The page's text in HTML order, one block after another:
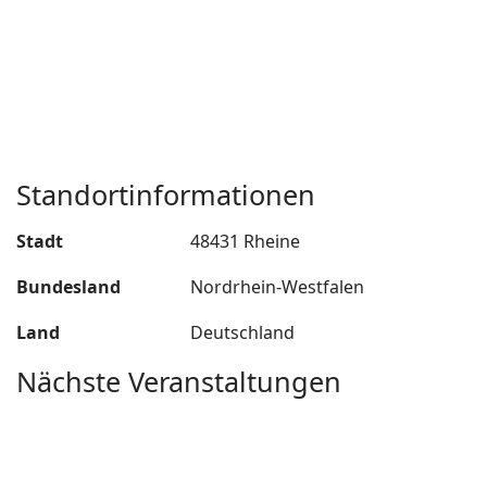
Standortinformationen
Stadt
48431 Rheine
Bundesland
Nordrhein-Westfalen
Land
Deutschland
Nächste Veranstaltungen